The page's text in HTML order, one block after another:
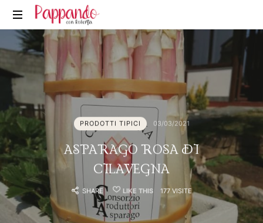
Pappando.it
PRODOTTI TIPICI 03/03/2021
ASPARAGO ROSA DI
CILAVEGNA
SHARE LIKE THIS 177 VISITE